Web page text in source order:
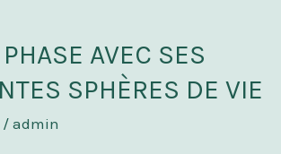
AVEC SES
SPHÈRES DE VIE
/ admin